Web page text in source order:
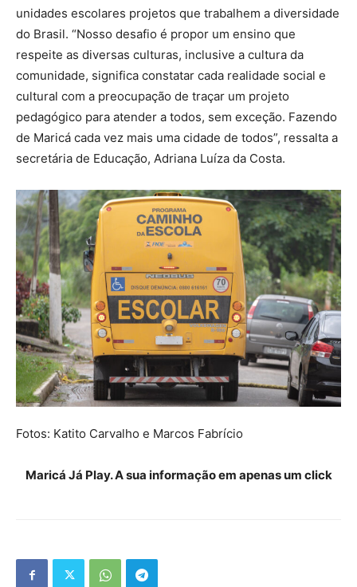
unidades escolares projetos que trabalhem a diversidade
do Brasil. “Nosso desafio é propor um ensino que
respeite as diversas culturas, inclusive a cultura da
comunidade, significa constatar cada realidade social e
cultural com a preocupação de traçar um projeto
pedagógico para atender a todos, sem exceção. Fazendo
de Maricá cada vez mais uma cidade de todos”, ressalta a
secretária de Educação, Adriana Luíza da Costa.
Fotos: Katito Carvalho e Marcos Fabrício
Maricá Já Play. A sua informação em apenas um click